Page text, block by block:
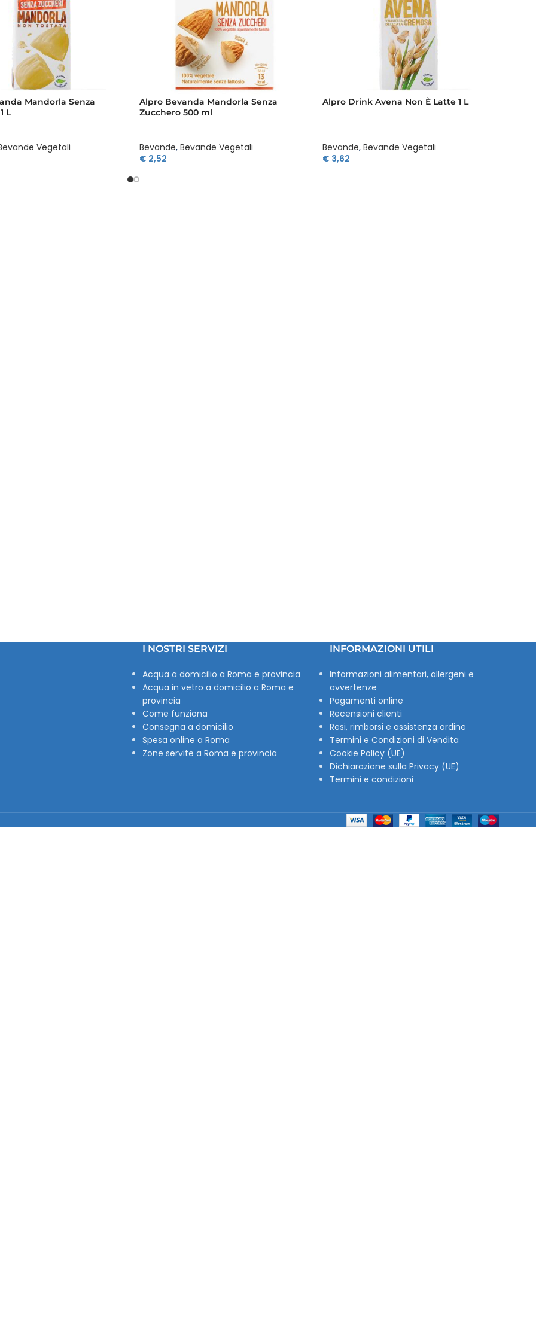
Mandorla Senza
L
Vegetali
Alpro Bevanda Mandorla Senza
Zucchero 500 ml
Bevande, Bevande Vegetali
€ 2,52
Alpro Drink Avena Non È Latte 1 L
Bevande, Bevande Vegetali
€3,62
I NOSTRI SERVIZI
Acqua a domicilio a Roma e provincia
Acqua in vetro a domicilio a Roma e
provincia
Come funziona
Consegna a domicilio
Spesa online a Roma
Zone servite a Roma e provincia
INFORMAZIONI UTILI
Informazioni alimentari, allergeni e
avvertenze
Pagamenti online
Recensioni clienti
Resi, rimborsi e assistenza ordine
Termini e Condizioni di Vendita
Cookie Policy (UE)
Dichiarazione sulla Privacy (UE)
Termini e condizioni